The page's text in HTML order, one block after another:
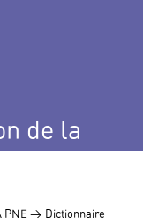
de la
PNE > Dictionnaire